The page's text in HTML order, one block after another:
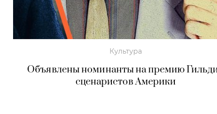
Культура
Объявлены номинанты на премию
сценаристов Америки